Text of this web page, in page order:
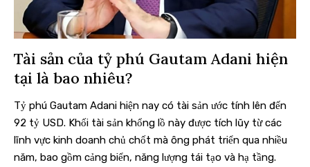
Tài sản của tỷ phú Gautam Adani hiện
tại là bao nhiêu?
Tỷ phú Gautam Adani hiện nay có tài sản ước tính lên đến
92 tỷ USD. Khối tài sản khổng lồ này được tích lũy từ các
lĩnh vực kinh doanh chủ chốt mà ông phát triển qua nhiều
năm, bao gồm cảng biển, năng lượng tái tạo và hạ tầng.